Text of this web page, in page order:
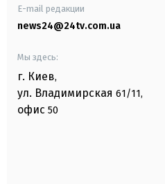
E-mail редакции
news24@24tv.com.ua
Мы здесь:
г. Киев,
ул. Владимирская 61/11,
офис 50